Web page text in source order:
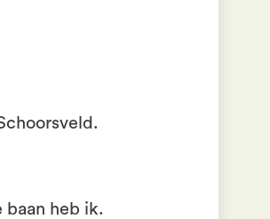
baan heb ik.